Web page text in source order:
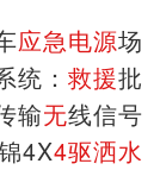
应急电源场
统：救援批
输无线信号
4X4驱洒水